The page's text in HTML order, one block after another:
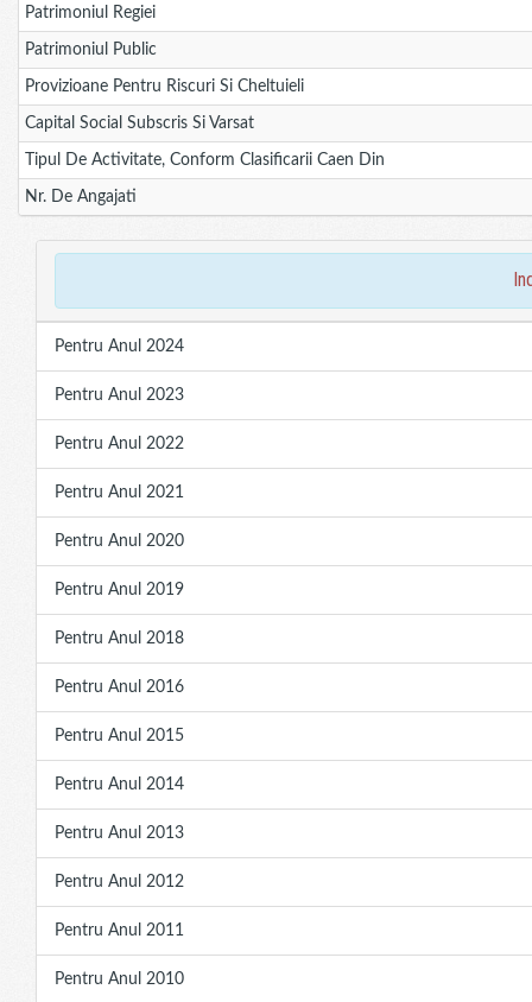
Patrimoniul Regiei
Patrimoniul Public
Provizioane Pentru Riscuri Si Cheltuieli
Capital Social Subscris Si Varsat
Tipul De Activitate, Conform Clasificarii Caen Din
Nr. De Angajati
Pentru Anul 2024
Pentru Anul 2023
Pentru Anul 2022
Pentru Anul 2021
Pentru Anul 2020
Pentru Anul 2019
Pentru Anul 2018
Pentru Anul 2016
Pentru Anul 2015
Pentru Anul 2014
Pentru Anul 2013
Pentru Anul 2012
Pentru Anul 2011
Pentru Anul 2010